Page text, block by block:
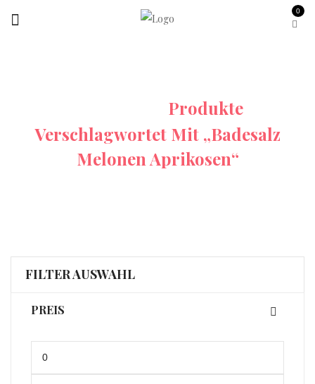
0
Produkte
Verschlagwortet Mit „Badesalz
Melonen Aprikosen“
FILTER AUSWAHL
PREIS
Preis